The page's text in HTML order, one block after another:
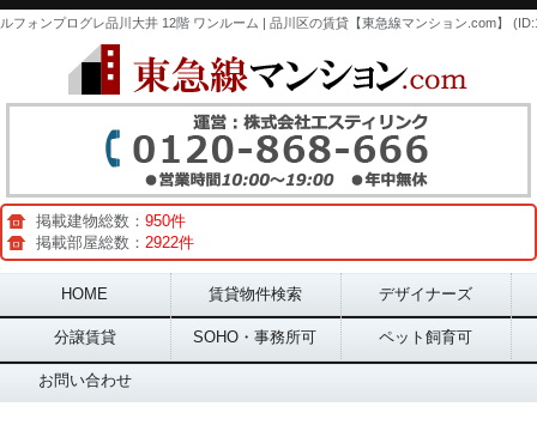
掲載建物総数： 950件
掲載部屋総数： 2922件
Main menu
HOME 賃貸物件検索 デザイナーズ
分譲賃貸 SOHO・事務所可 ペット飼育可
お問い合わせ